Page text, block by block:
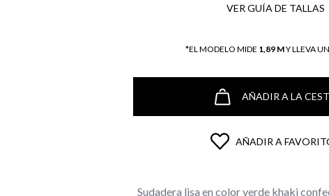
VER GUÍA DE TALLAS
*EL MODELO MIDE 1,89 MY LLEVA
AÑADIR A LA
AÑADIR A
Sudadera lisa en color verde khaki